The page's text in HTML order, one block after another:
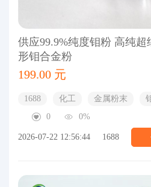
供应99.9%纯度钼粉 高纯
形钼合金粉
199.00 元
1688 化工 金属粉末
0
0%
2026-07-22 12:56:44 1688